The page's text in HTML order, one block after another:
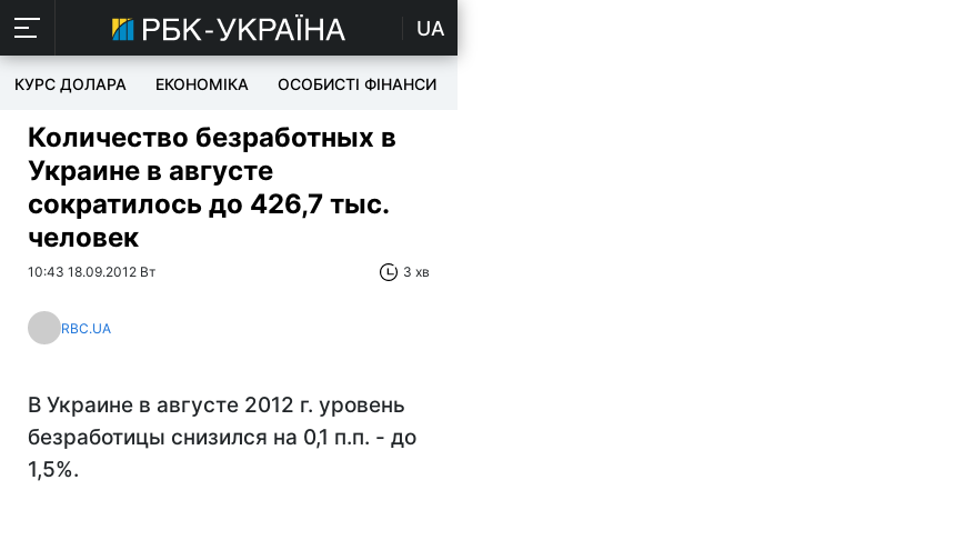
UA
КУРС ДОЛАРА ЕКОНОМІКА ОСОБИСТІ ФІНАНСИ
Количество безработных в
Украине в августе
сократилось до 426,7 тыс.
человек
10:43 18.09.2012 Вт 3 хв
RBC.UA
В Украине в августе 2012 г. уровень
безработицы снизился на 0,1 п.п. - до
1,5%.